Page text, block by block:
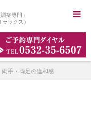
症専門」
ックス）
両手・両足の違和感